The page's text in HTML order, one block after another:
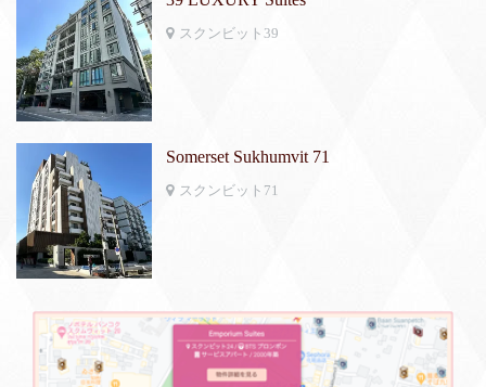
スクンビット39
Somerset Sukhumvit 71
スクンビット71